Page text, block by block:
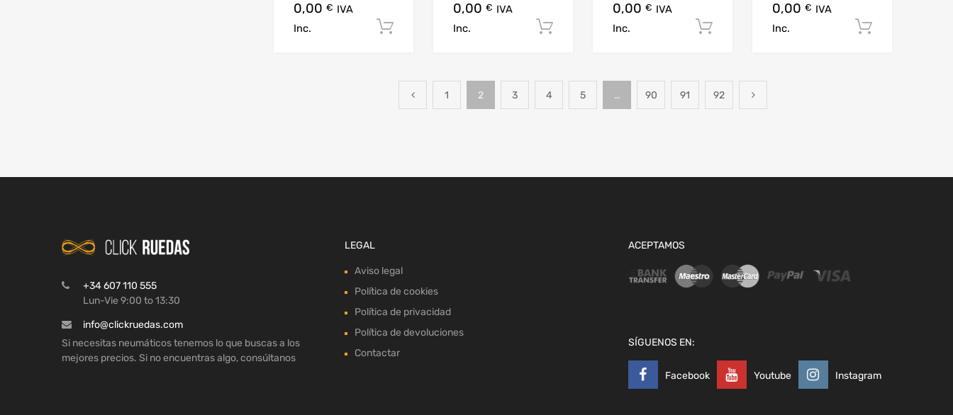
0,00 € IVA
Inc.
Añadir al carrito
0,00 € IVA
Inc.
Añadir al carrito
0,00 € IVA
Inc.
Añadir al carrito
0,00 € IVA
Inc.
1 2 3 4 5 … 90 91 92
+34 607 110 555
Lun-Vie 9:00 to 13:30
info@clickruedas.com
Si necesitas neumáticos tenemos lo que buscas a los
mejores precios. Si no encuentras algo, consúltanos
LEGAL
Aviso legal
Política de cookies
Política de privacidad
Política de devoluciones
Contactar
ACEPTAMOS
SÍGUENOS EN:
Facebook Youtube Instagram